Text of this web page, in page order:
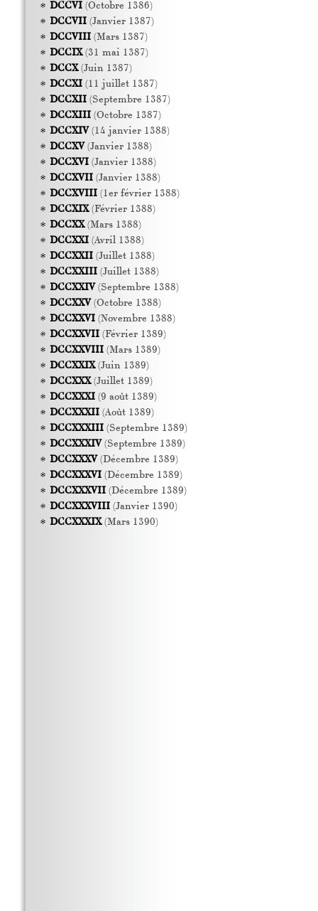
DCCVI(Octobre 1386)
DCCVII(Janvier 1387)
DCCVIII(Mars 1387)
DCCIX(31 mai 1387)
DCCX(Juin 1387)
DCCXI(11 juillet 1387)
DCCXII(Septembre 1387)
DCCXIII(Octobre 1387)
DCCXIV(14 janvier 1388)
DCCXV(Janvier 1388)
DCCXVI(Janvier 1388)
DCCXVII(Janvier 1388)
DCCXVIII(1er février 1388)
DCCXIX(Février 1388)
DCCXX(Mars 1388)
DCCXXI(Avril 1388)
DCCXXII(Juillet 1388)
DCCXXIII(Juillet 1388)
DCCXXIV(Septembre 1388)
DCCXXV(Octobre 1388)
DCCXXVI(Novembre 1388)
DCCXXVII(Février 1389)
DCCXXVIII(Mars 1389)
DCCXXIX(Juin 1389)
DCCXXX(Juillet 1389)
DCCXXXI(9 août 1389)
DCCXXXII(Août 1389)
DCCXXXIII(Septembre 1389)
DCCXXXIV(Septembre 1389)
DCCXXXV(Décembre 1389)
DCCXXXVI(Décembre 1389)
DCCXXXVII(Décembre 1389)
DCCXXXVIII(Janvier 1390)
DCCXXXIX(Mars 1390)